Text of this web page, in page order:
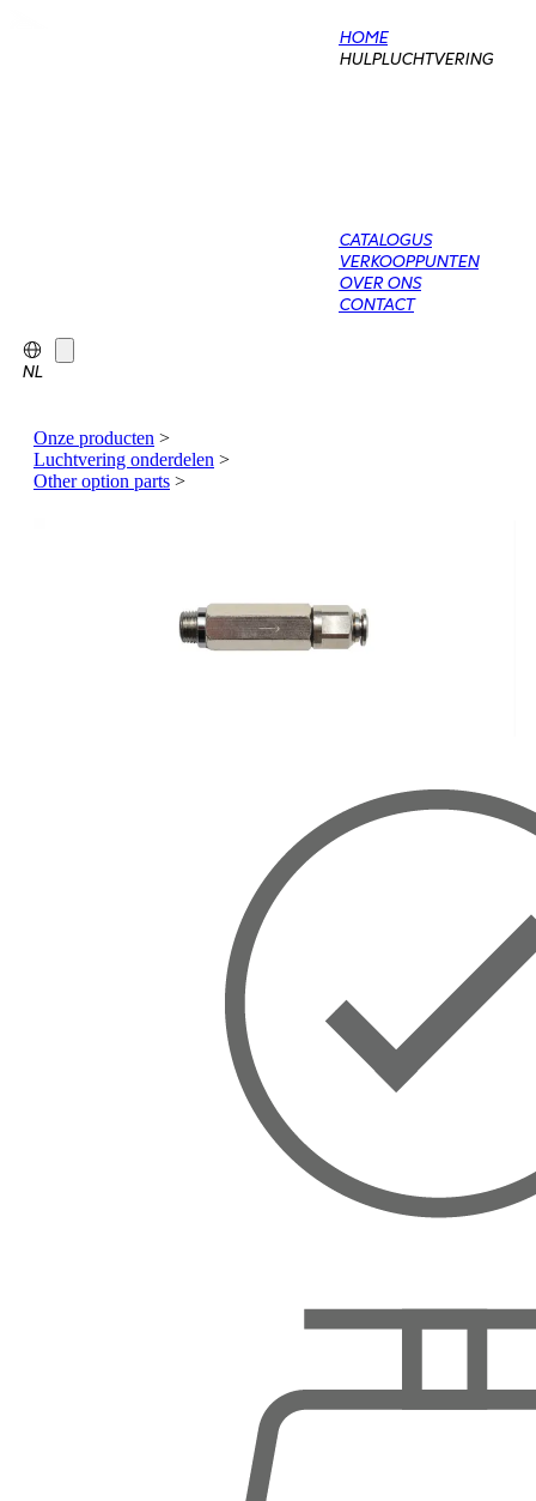
HOME
HULPLUCHTVERING
CATALOGUS
VERKOOPPUNTEN
OVER ONS
CONTACT
NL
Onze producten >
Luchtvering onderdelen >
Other option parts >